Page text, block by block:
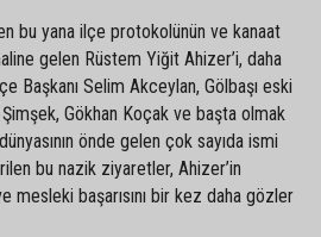
bu yana ilçe protokolünün ve kanaat
gelen Rüstem Yiğit Ahizer’i, daha
Başkanı Selim Akceylan, Gölbaşı eski
Gökhan Koçak ve başta olmak
önde gelen çok sayıda ismi
bu nazik ziyaretler, Ahizer’in
mesleki başarısını bir kez daha gözler